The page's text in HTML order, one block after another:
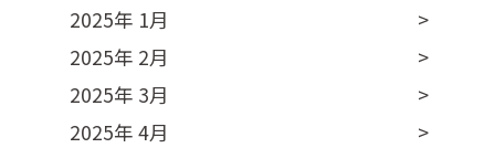
2025年 1月
2025年 2月
2025年 3月
2025年 4月